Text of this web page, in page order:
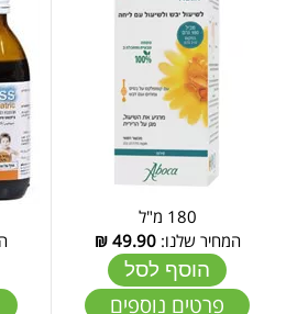
180 מ"ל
המחיר שלנו:49.90
₪
הוסף לסל
פרטים נוספים